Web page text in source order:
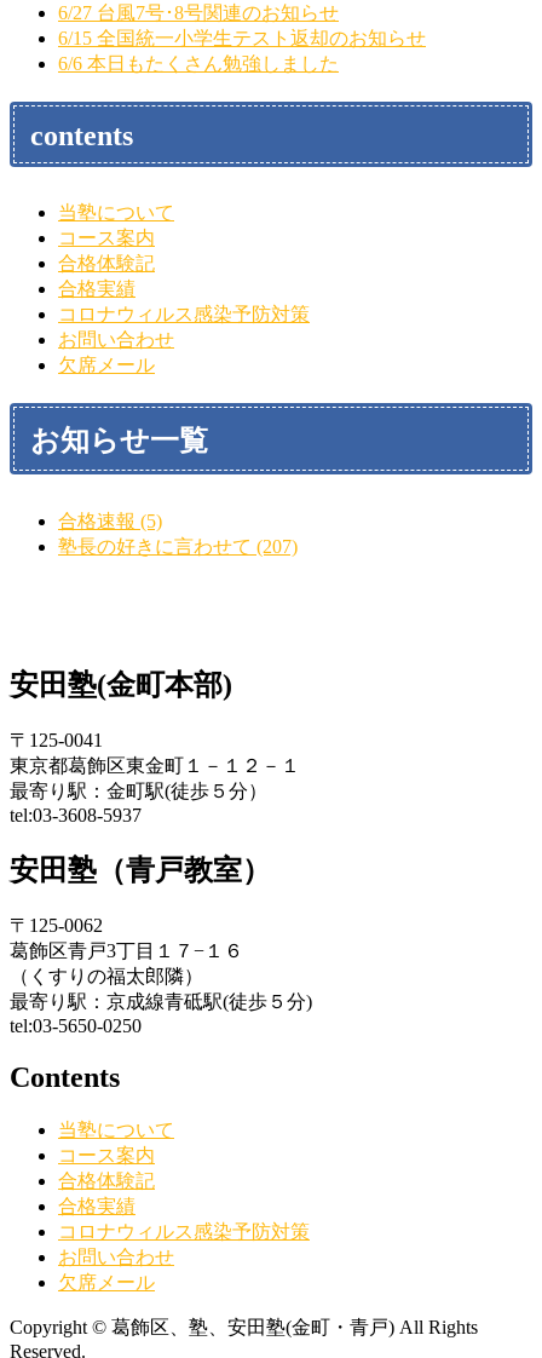
6/27 台風7号･8号関連のお知らせ
6/15 全国統一小学生テスト返却のお知らせ
6/6 本日もたくさん勉強しました
contents
当塾について
コース案内
合格体験記
合格実績
コロナウィルス感染予防対策
お問い合わせ
欠席メール
お知らせ一覧
合格速報 (5)
塾長の好きに言わせて (207)
安田塾(金町本部)
〒125-0041
東京都葛飾区東金町１－１２－１
最寄り駅：金町駅(徒歩５分）
tel:03-3608-5937
安田塾（青戸教室）
〒125-0062
葛飾区青戸3丁目１７−１６
（くすりの福太郎隣）
最寄り駅：京成線青砥駅(徒歩５分)
tel:03-5650-0250
Contents
当塾について
コース案内
合格体験記
合格実績
コロナウィルス感染予防対策
お問い合わせ
欠席メール
Copyright © 葛飾区、塾、安田塾(金町・青戸) All Rights
Reserved.